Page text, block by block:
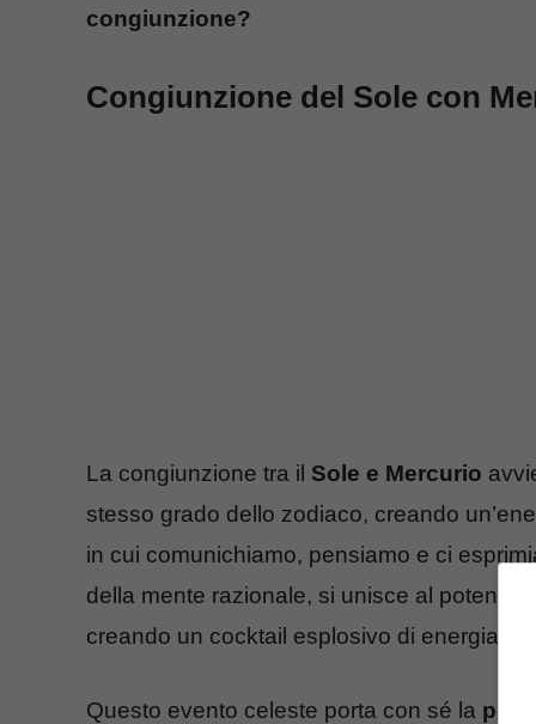
congiunzione?
Congiunzione del Sole con
La congiunzione tra il Sole e Mercurio
stesso grado dello zodiaco, creando
in cui comunichiamo, pensiamo e ci
della mente razionale, si unisce al potente
creando un cocktail esplosivo di energia
Questo evento celeste porta con sé la